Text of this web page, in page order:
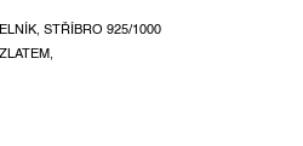
STŘÍBRO 925/1000